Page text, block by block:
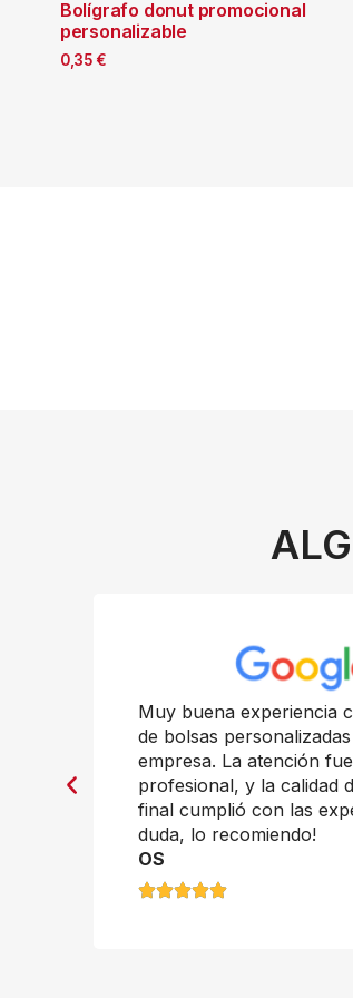
Bolígrafo donut promocional
personalizable
0,35 €
Muy buena experiencia
de bolsas
empresa. La atención
profesional, y la calidad
final cumplió con las
duda, lo recomiendo!
OS